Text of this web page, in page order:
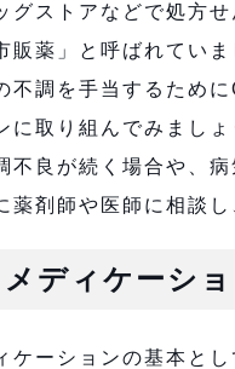
グストアなどで処方
販薬」と呼ばれてい
不調を手当するため
に取り組んでみまし
不良が続く場合や、
薬剤師や医師に相談
ディケーシ
ケーションの基本と